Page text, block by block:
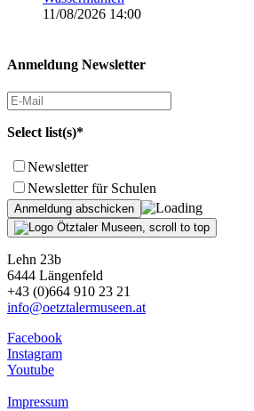
11/08/2026 14:00
Anmeldung Newsletter
Select list(s)*
Newsletter
Newsletter für Schulen
Lehn 23b
6444 Längenfeld
+43 (0)664 910 23 21
info@oetztalermuseen.at
Facebook
Instagram
Youtube
Impressum